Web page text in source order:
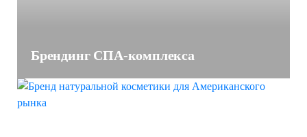
Брендинг СПА-комплекса